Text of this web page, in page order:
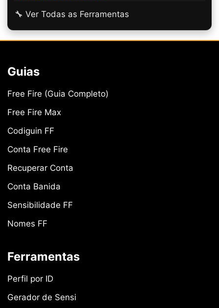
🔧 Ver Todas as Ferramentas
Guias
Free Fire (Guia Completo)
Free Fire Max
Codiguin FF
Conta Free Fire
Recuperar Conta
Conta Banida
Sensibilidade FF
Nomes FF
Ferramentas
Perfil por ID
Gerador de Sensi